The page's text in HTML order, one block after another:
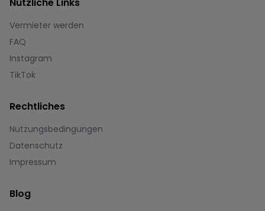
Vermieter werden
FAQ
Instagram
TikTok
Rechtliches
Nutzungsbedingungen
Datenschutz
Impressum
Blog